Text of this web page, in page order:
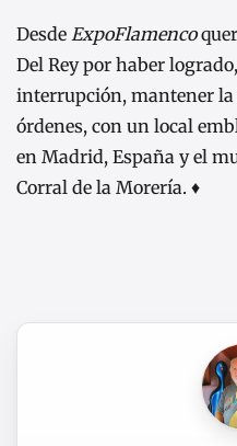
Desde ExpoFlamenco
Del Rey por haber
interrupción, mantener la
órdenes, con un local
en Madrid, España y el
Corral de la Morería. ♦